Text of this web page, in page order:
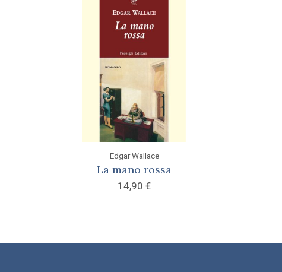
Edgar Wallace
La mano rossa
14,90€